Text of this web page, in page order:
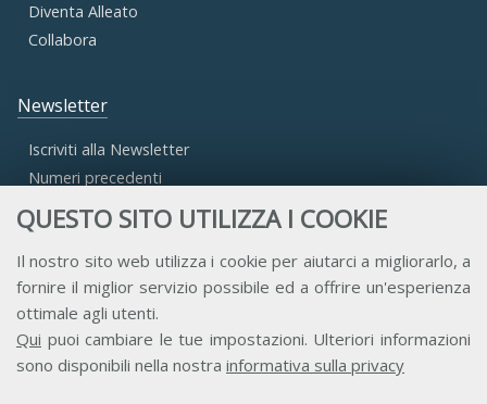
QUESTO SITO UTILIZZA I COOKIE
Il nostro sito web utilizza i cookie per aiutarci a migliorarlo, a
fornire il miglior servizio possibile ed a offrire un'esperienza
ottimale agli utenti.
Qui puoi cambiare le tue impostazioni. Ulteriori informazioni
sono disponibili nella nostra informativa sulla privacy
Diventa Alleato
Collabora
Newsletter
Iscriviti alla Newsletter
Numeri precedenti
Accesso Aderenti
Accesso Consulta
Accesso Team